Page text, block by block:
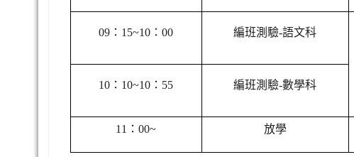
09 ：15~10：00 編班測驗-語文科
10 ：10~10：55 編班測驗-數學科
11 ：00~ 放學